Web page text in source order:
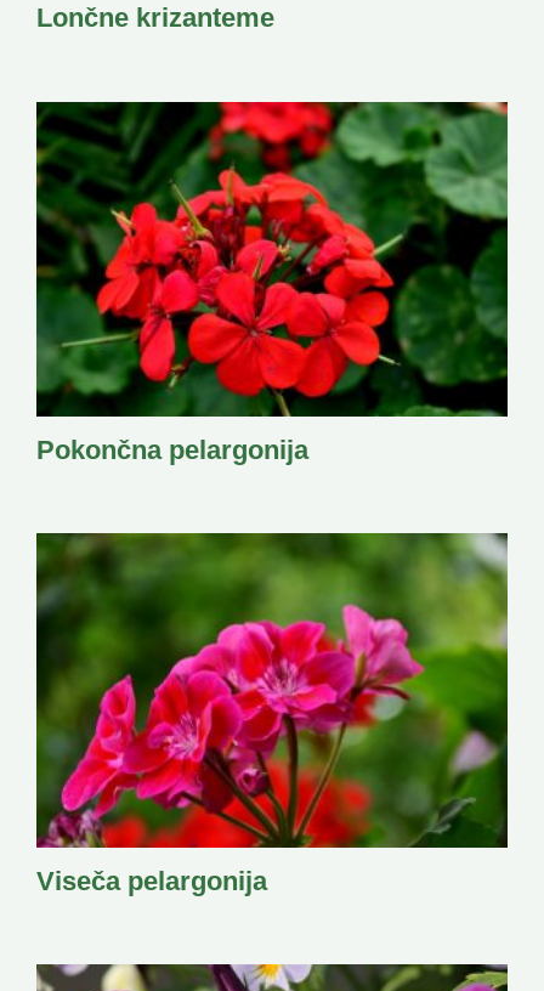
Lončne krizanteme
Pokončna pelargonija
Viseča pelargonija